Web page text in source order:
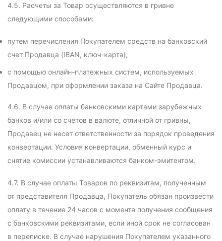
4.5. Расчеты за Товар осуществляются в гривне
следующими способами:
путем перечисления Покупателем средств на банковский
счет Продавца (IBAN, ключ-карта);
с помощью онлайн-платежных систем, используемых
Продавцом, при оформлении заказа на Сайте Продавца.
4.6. В случае оплаты банковскими картами зарубежных
банков и/или со счетов в валюте, отличной от гривны,
Продавец не несет ответственности за порядок проведения
конвертации. Условия конвертации, обменный курс и
снятие комиссии устанавливаются банком-эмитентом.
4.7. В случае оплаты Товаров по реквизитам, полученным
от представителя Продавца, Покупатель обязан произвести
оплату в течение 24 часов с момента получения сообщения
с банковскими реквизитами, если иной срок не согласован
в переписке. В случае нарушения Покупателем указанного